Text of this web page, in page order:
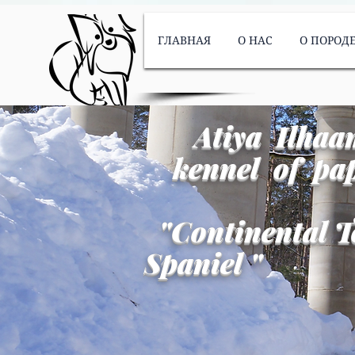
ГЛАВНАЯ О НАС О
Atiya
kennel of
"Continental
Spaniel"